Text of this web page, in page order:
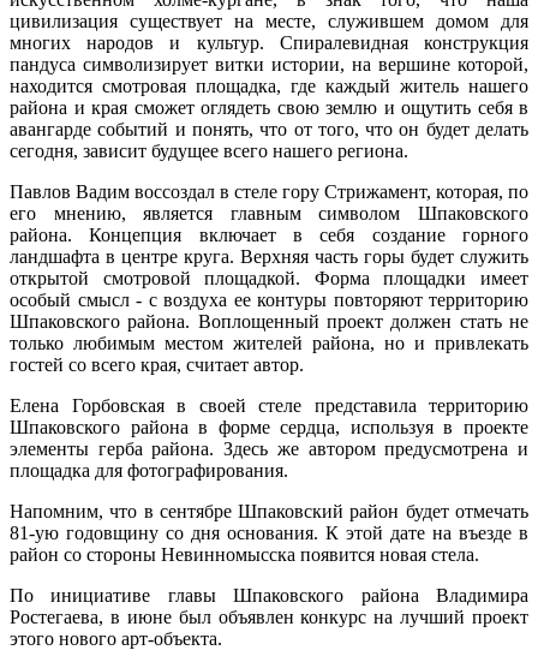
цивилизация существует на месте, служившем домом для
многих народов и культур. Спиралевидная конструкция
пандуса символизирует витки истории, на вершине которой,
находится смотровая площадка, где каждый житель нашего
района и края сможет оглядеть свою землю и ощутить себя в
авангарде событий и понять, что от того, что он будет делать
сегодня, зависит будущее всего нашего региона.
Павлов Вадим воссоздал в стеле гору Стрижамент, которая, по
его мнению, является главным символом Шпаковского
района. Концепция включает в себя создание горного
ландшафта в центре круга. Верхняя часть горы будет служить
открытой смотровой площадкой. Форма площадки имеет
особый смысл - с воздуха ее контуры повторяют территорию
Шпаковского района. Воплощенный проект должен стать не
только любимым местом жителей района, но и привлекать
гостей со всего края, считает автор.
Елена Горбовская в своей стеле представила территорию
Шпаковского района в форме сердца, используя в проекте
элементы герба района. Здесь же автором предусмотрена и
площадка для фотографирования.
Напомним, что в сентябре Шпаковский район будет отмечать
81-ую годовщину со дня основания. К этой дате на въезде в
район со стороны Невинномысска появится новая стела.
По инициативе главы Шпаковского района Владимира
Ростегаева, в июне был объявлен конкурс на лучший проект
этого нового арт-объекта.